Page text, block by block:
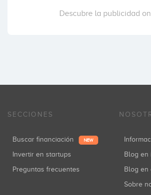
Descubre la publicidad
SECCIONES
Buscar financiación NEW
Invertir en startups
Preguntas frecuentes
Blog
Blog
Sobre